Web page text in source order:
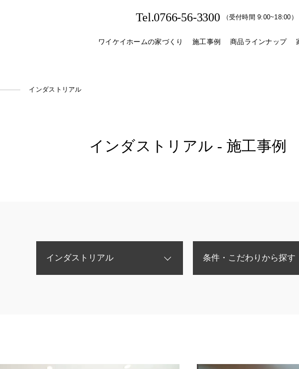
Tel.0766-56-3300 （受付時間 9:00~18:00）
ワイケイホームの家づくり 施工事例 商品ラインナップ
インダストリアル
インダストリアル - 施工事例